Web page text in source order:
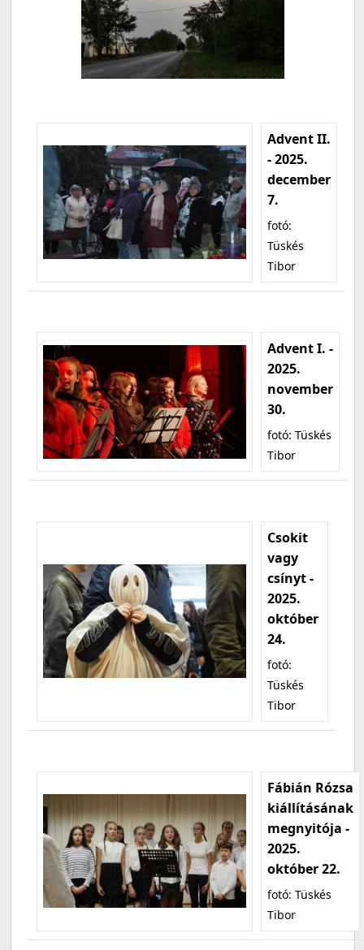
Advent II.
- 2025.
december
7.
fotó:
Tüskés
Tibor
Advent I. -
2025.
november
30.
fotó: Tüskés
Tibor
Csokit
vagy
csínyt -
2025.
október
24.
fotó:
Tüskés
Tibor
Fábián Rózsa
kiállításának
megnyitója -
2025.
október 22.
fotó: Tüskés
Tibor